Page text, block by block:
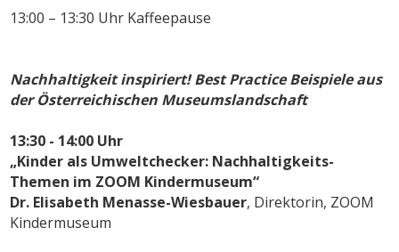
13:00 – 13:30 Uhr Kaffeepause
Nachhaltigkeit inspiriert! Best Practice Beispiele aus
der Österreichischen Museumslandschaft
13:30 - 14:00 Uhr
„Kinder als Umweltchecker: Nachhaltigkeits-
Themen im ZOOM Kindermuseum“
Dr. Elisabeth Menasse-Wiesbauer, Direktorin, ZOOM
Kindermuseum